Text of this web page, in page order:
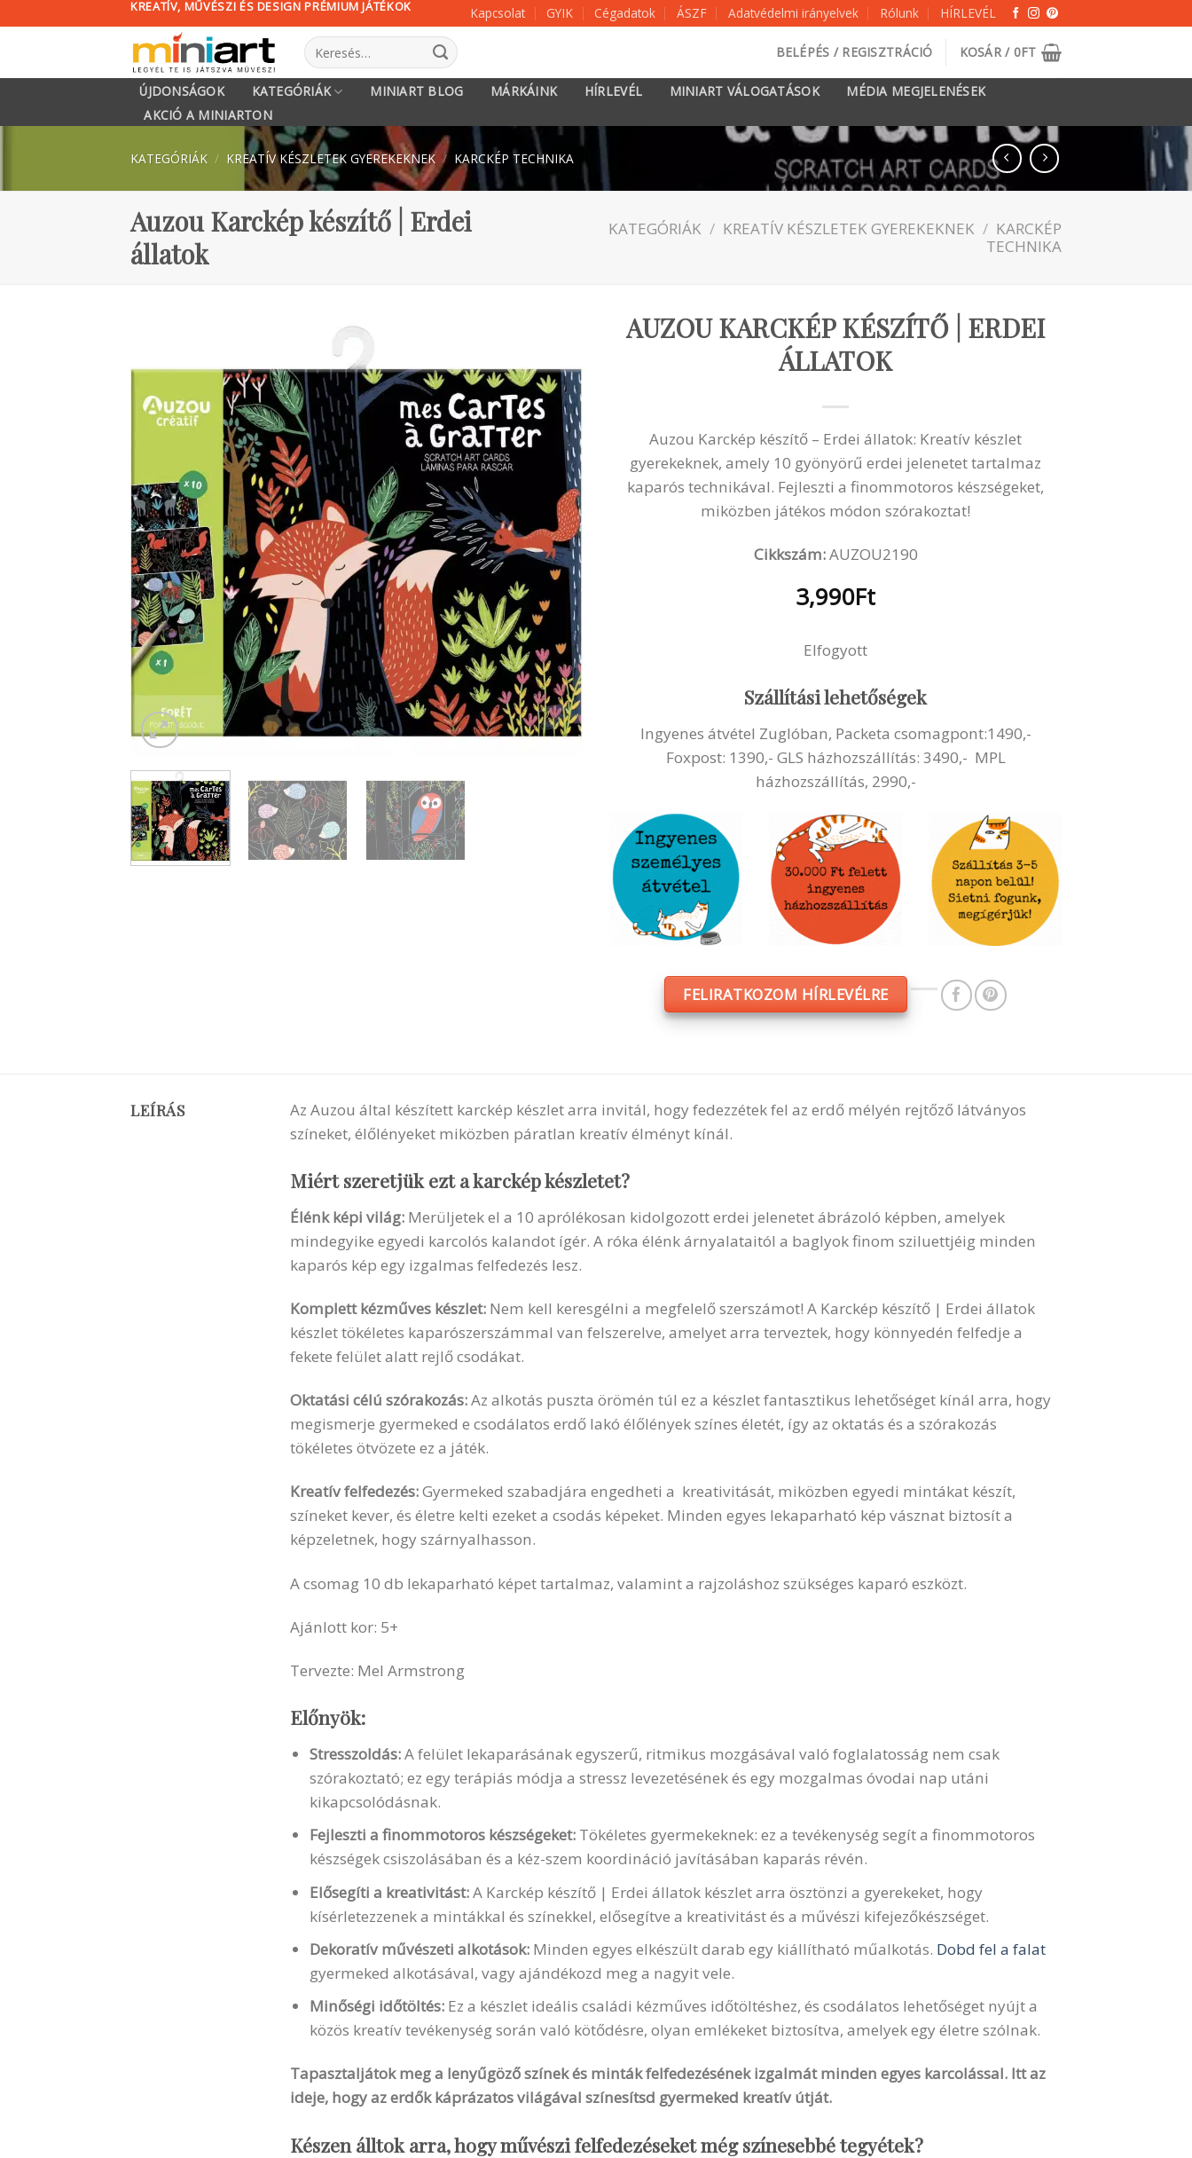
KREATÍV, MŰVÉSZI ÉS DESIGN PRÉMIUM JÁTÉKOK Kapcsolat GYIK Cégadatok ÁSZF Adatvédelmi irányelvek Rólunk HÍRLEVÉL
Keresés
a
következőre:
BELÉPÉS / REGISZTRÁCIÓ KOSÁR / 0FT
ÚJDONSÁGOK KATEGÓRIÁK MINIART BLOG MÁRKÁINK HÍRLEVÉL MINIART VÁLOGATÁSOK
MÉDIA MEGJELENÉSEK
AKCIÓ A MINIARTON
KATEGÓRIÁK / KREATÍV KÉSZLETEK GYEREKEKNEK / KARCKÉP TECHNIKA
Auzou Karckép készítő | Erdei
állatok
KATEGÓRIÁK / KREATÍV KÉSZLETEK GYEREKEKNEK / KARCKÉP
TECHNIKA
AUZOU KARCKÉP KÉSZÍTŐ | ERDEI
ÁLLATOK
Auzou Karckép készítő – Erdei állatok: Kreatív készlet
gyerekeknek, amely 10 gyönyörű erdei jelenetet tartalmaz
kaparós technikával. Fejleszti a finommotoros készségeket,
miközben játékos módon szórakoztat!
Cikkszám:AUZOU2190
3,990Ft
Elfogyott
Szállítási lehetőségek
Ingyenes átvétel Zuglóban, Packeta csomagpont:1490,-
Foxpost: 1390,- GLS házhozszállítás: 3490,- MPL
házhozszállítás, 2990,-
FELIRATKOZOM HÍRLEVÉLRE
LEÍRÁS
Az Auzou által készített karckép készlet arra invitál, hogy fedezzétek fel az erdő mélyén rejtőző látványos
színeket, élőlényeket miközben páratlan kreatív élményt kínál.
Miért szeretjük ezt a karckép készletet?
Élénk képi világ: Merüljetek el a 10 aprólékosan kidolgozott erdei jelenetet ábrázoló képben, amelyek
mindegyike egyedi karcolós kalandot ígér. A róka élénk árnyalataitól a baglyok finom sziluettjéig minden
kaparós kép egy izgalmas felfedezés lesz.
Komplett kézműves készlet: Nem kell keresgélni a megfelelő szerszámot! A Karckép készítő | Erdei állatok
készlet tökéletes kaparószerszámmal van felszerelve, amelyet arra terveztek, hogy könnyedén felfedje a
fekete felület alatt rejlő csodákat.
Oktatási célú szórakozás:Az alkotás puszta örömén túl ez a készlet fantasztikus lehetőséget kínál arra, hogy
megismerje gyermeked e csodálatos erdő lakó élőlények színes életét, így az oktatás és a szórakozás
tökéletes ötvözete ez a játék.
Kreatív felfedezés:Gyermeked szabadjára engedheti a kreativitását, miközben egyedi mintákat készít,
színeket kever, és életre kelti ezeket a csodás képeket. Minden egyes lekaparható kép vásznat biztosít a
képzeletnek, hogy szárnyalhasson.
A csomag 10 db lekaparható képet tartalmaz, valamint a rajzoláshoz szükséges kaparó eszközt.
Ajánlott kor: 5+
Tervezte: Mel Armstrong
Előnyök:
Stresszoldás:A felület lekaparásának egyszerű, ritmikus mozgásával való foglalatosság nem csak
szórakoztató; ez egy terápiás módja a stressz levezetésének és egy mozgalmas óvodai nap utáni
kikapcsolódásnak.
Fejleszti a finommotoros készségeket: Tökéletes gyermekeknek: ez a tevékenység segít a finommotoros
készségek csiszolásában és a kéz-szem koordináció javításában kaparás révén.
Elősegíti a kreativitást:A Karckép készítő | Erdei állatok készlet arra ösztönzi a gyerekeket, hogy
kísérletezzenek a mintákkal és színekkel, elősegítve a kreativitást és a művészi kifejezőkészséget.
Dekoratív művészeti alkotások: Minden egyes elkészült darab egy kiállítható műalkotás. Dobd fel a falat
gyermeked alkotásával, vagy ajándékozd meg a nagyit vele.
Minőségi időtöltés: Ez a készlet ideális családi kézműves időtöltéshez, és csodálatos lehetőséget nyújt a
közös kreatív tevékenység során való kötődésre, olyan emlékeket biztosítva, amelyek egy életre szólnak.
Tapasztaljátok meg a lenyűgöző színek és minták felfedezésének izgalmát minden egyes karcolással. Itt az
ideje, hogy az erdők káprázatos világával színesítsd gyermeked kreatív útját.
Készen álltok arra, hogy művészi felfedezéseket még színesebbé tegyétek?